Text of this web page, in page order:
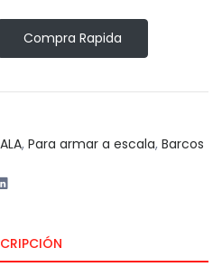
Compra Rapida
, Para armar a escala, Barcos